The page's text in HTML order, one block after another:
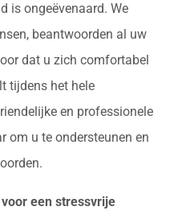
is ongeëvenaard. We
beantwoorden al uw
dat u zich comfortabel
tijdens het hele
en professionele
om u te ondersteunen en
een stressvrije